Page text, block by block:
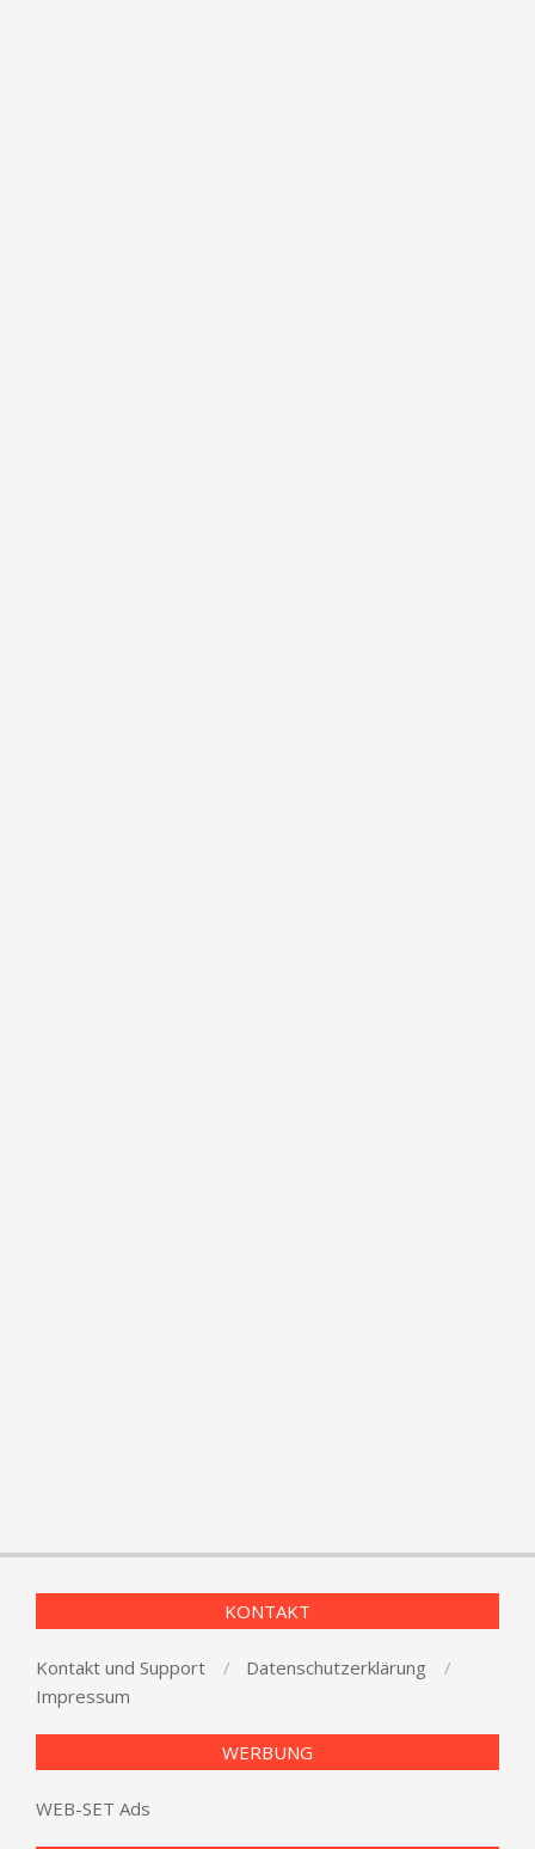
KONTAKT
Kontakt und Support
Datenschutzerklärung
Impressum
WERBUNG
WEB-SET Ads